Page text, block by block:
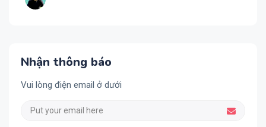
Nhận thông báo
Vui lòng điện email ở dưới